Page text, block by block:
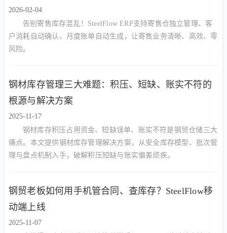
2026-02-04
告别寄售库存混乱！SteelFlow ERP支持寄售仓独立管理、客
户消耗自动确认、月度账单自动生成，让寄售业务清晰、高效、零
风险。
钢材库存管理三大难题：积压、短缺、账实不符的
根源与解决方案
2025-11-17
钢材库存积压占用资金、短缺误单、账实不符是钢贸仓储三大
痛点。本文提供钢材库存管理解决方案，从安全库存模型、批次管
理与盘点机制入手，破解积压短缺与账实偏差顽疾。
钢贸老板如何用手机管合同、查库存？SteelFlow移
动端上线
2025-11-07